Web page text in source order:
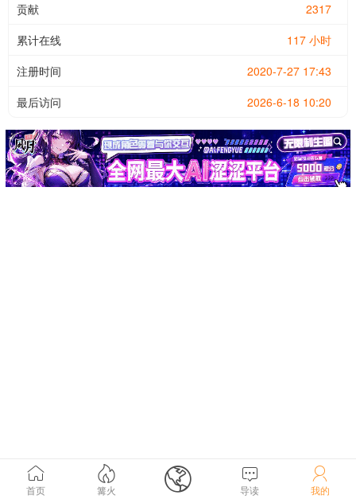
2317
贡献
117 小时
累计在线
2020-7-27 17:43
注册时间
2026-6-18 10:20
最后访问

首页

篝火  
导读

我的